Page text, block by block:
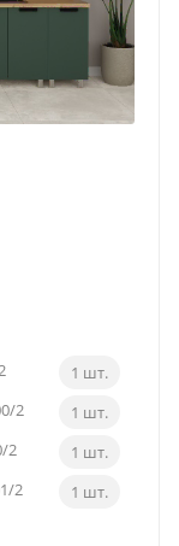
1 шт.
2
1 шт.
2
1 шт.
2
1 шт.